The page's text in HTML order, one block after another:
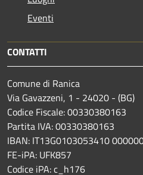
Eventi
CONTATTI
Comune di Ranica
Via Gavazzeni, 1 - 24020 - (BG)
Codice Fiscale: 00330380163
Partita IVA: 00330380163
IBAN: IT13G0103053410
FE-iPA: UFK857
Codice iPA: c_h176